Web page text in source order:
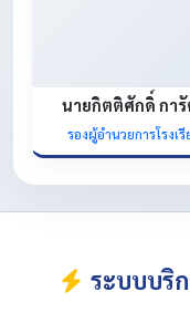
นายกิตติศักดิ์ กา
รองผู้อำนวยการโรงเ
ระบบบริ